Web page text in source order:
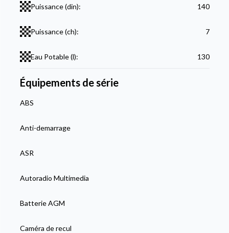
Puissance (din): 140
Puissance (ch): 7
Eau Potable (l): 130
Équipements de série
ABS
Anti-demarrage
ASR
Autoradio Multimedia
Batterie AGM
Caméra de recul